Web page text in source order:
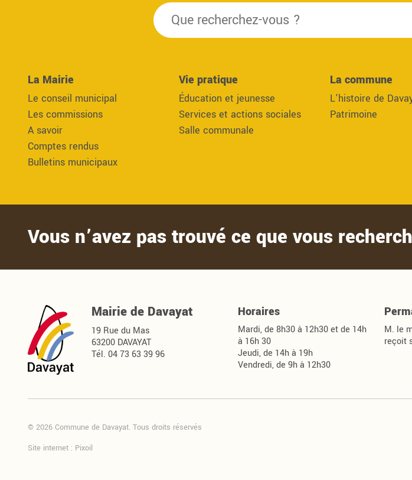
La Mairie
Le conseil municipal
Les commissions
A savoir
Comptes rendus
Bulletins municipaux
Vie pratique
Éducation et jeunesse
Services et actions sociales
Salle communale
La commune
L'histoire de
Patrimoine
Vous n’avez pas trouvé ce que vous
Davayat
Mairie de Davayat
19 Rue du Mas
63200 DAVAYAT
Tél. 04 73 63 39 96
Horaires
Mardi, de 8h30 à 12h30 et de 14h
à 16h 30
Jeudi, de 14h à 19h
Vendredi, de 9h à 12h30
M. le
reçoit
© 2026 Commune de Davayat. Tous droits réservés
Site internet : Pixoil